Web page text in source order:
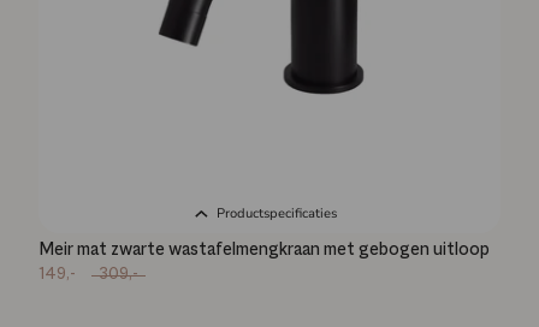
Productspecificaties
Meir mat zwarte wastafelmengkraan met gebogen uitloop
149,- 309,-